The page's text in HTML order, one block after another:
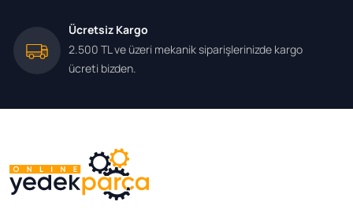
Ücretsiz Kargo
2.500 TL ve üzeri mekanik siparişlerinizde kargo
ücreti bizden.